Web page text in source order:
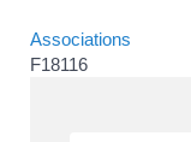
Associations
F18116